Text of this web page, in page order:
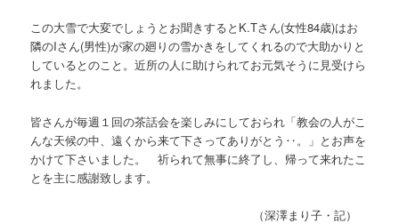
この大雪で大変でしょうとお聞きするとK.Tさん(女性84歳)はお
隣のIさん(男性)が家の廻りの雪かきをしてくれるので大助かりと
しているとのこと。近所の人に助けられてお元気そうに見受けら
れました。
皆さんが毎週１回の茶話会を楽しみにしておられ「教会の人がこ
んな天候の中、遠くから来て下さってありがとう‥。」とお声を
かけて下さいました。 祈られて無事に終了し、帰って来れたこ
とを主に感謝致します。
（深澤まり子・記）